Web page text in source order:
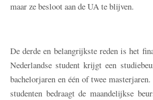
maar ze besloot aan de UA te blijven.
De derde en belangrijkste reden is het
Nederlandse student krijgt een
bachelorjaren en één of twee
studenten bedraagt de maandelijkse